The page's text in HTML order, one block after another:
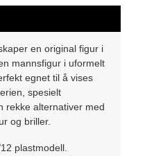
en original figur i
mannsfigur i uformelt
egnet til å vises
spesielt
rekke alternativer med
og briller.
plastmodell.